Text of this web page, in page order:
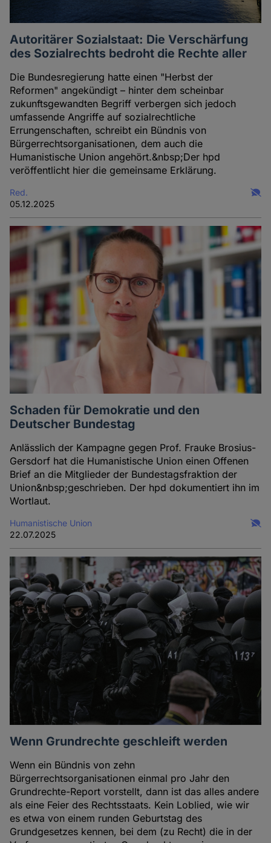
Autoritärer Sozialstaat: Die Verschärfung
des Sozialrechts bedroht die Rechte aller
Die Bundesregierung hatte einen "Herbst der
Reformen" angekündigt – hinter dem scheinbar
zukunftsgewandten Begriff verbergen sich jedoch
umfassende Angriffe auf sozialrechtliche
Errungenschaften, schreibt ein Bündnis von
Bürgerrechtsorganisationen, dem auch die
Humanistische Union angehört.&nbsp;Der hpd
veröffentlicht hier die gemeinsame Erklärung.
Red.
05.12.2025
Schaden für Demokratie und den
Deutscher Bundestag
Anlässlich der Kampagne gegen Prof. Frauke Brosius-
Gersdorf hat die Humanistische Union einen Offenen
Brief an die Mitglieder der Bundestagsfraktion der
Union&nbsp;geschrieben. Der hpd dokumentiert ihn im
Wortlaut.
Humanistische Union
22.07.2025
Wenn Grundrechte geschleift werden
Wenn ein Bündnis von zehn
Bürgerrechtsorganisationen einmal pro Jahr den
Grundrechte-Report vorstellt, dann ist das alles andere
als eine Feier des Rechtsstaats. Kein Loblied, wie wir
es etwa von einem runden Geburtstag des
Grundgesetzes kennen, bei dem (zu Recht) die in der